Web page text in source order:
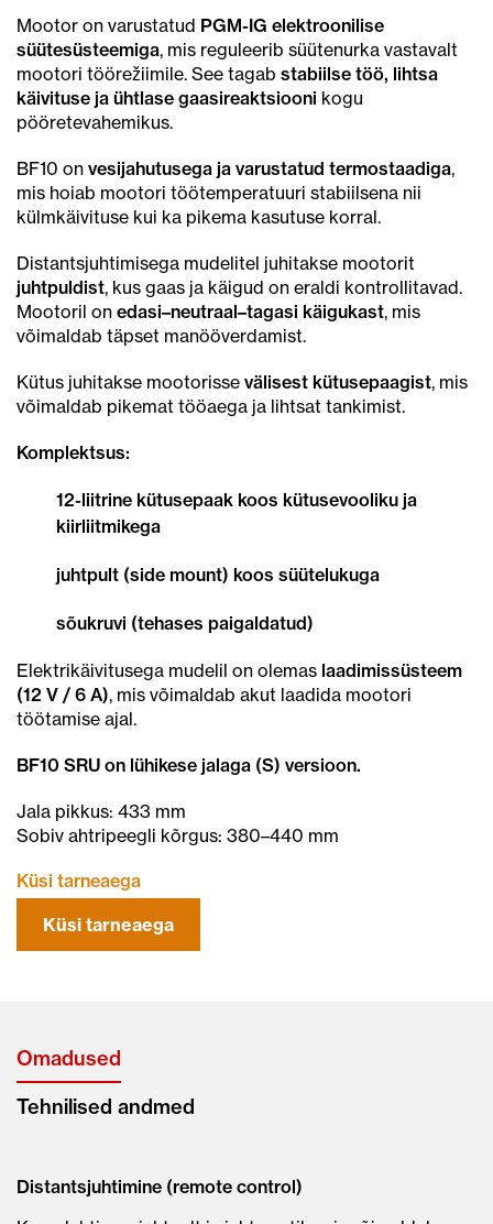
Mootor on varustatud PGM-IG elektroonilise
süütesüsteemiga, mis reguleerib süütenurka vastavalt
mootori töörežiimile. See tagab stabiilse töö, lihtsa
käivituse ja ühtlase gaasireaktsiooni kogu
pööretevahemikus.
BF10 on vesijahutusega ja varustatud termostaadiga,
mis hoiab mootori töötemperatuuri stabiilsena nii
külmkäivituse kui ka pikema kasutuse korral.
Distantsjuhtimisega mudelitel juhitakse mootorit
juhtpuldist, kus gaas ja käigud on eraldi kontrollitavad.
Mootoril on edasi–neutraal–tagasi käigukast, mis
võimaldab täpset manööverdamist.
Kütus juhitakse mootorisse välisest kütusepaagist, mis
võimaldab pikemat tööaega ja lihtsat tankimist.
Komplektsus:
12-liitrine kütusepaak koos kütusevooliku ja
kiirliitmikega
juhtpult (side mount) koos süütelukuga
sõukruvi (tehases paigaldatud)
Elektrikäivitusega mudelil on olemas laadimissüsteem
(12 V / 6 A), mis võimaldab akut laadida mootori
töötamise ajal.
BF10 SRU on lühikese jalaga (S) versioon.
Jala pikkus: 433 mm
Sobiv ahtripeegli kõrgus: 380–440 mm
Küsi tarneaega
Küsi tarneaega
Omadused
Tehnilised andmed
Distantsjuhtimine (remote control)